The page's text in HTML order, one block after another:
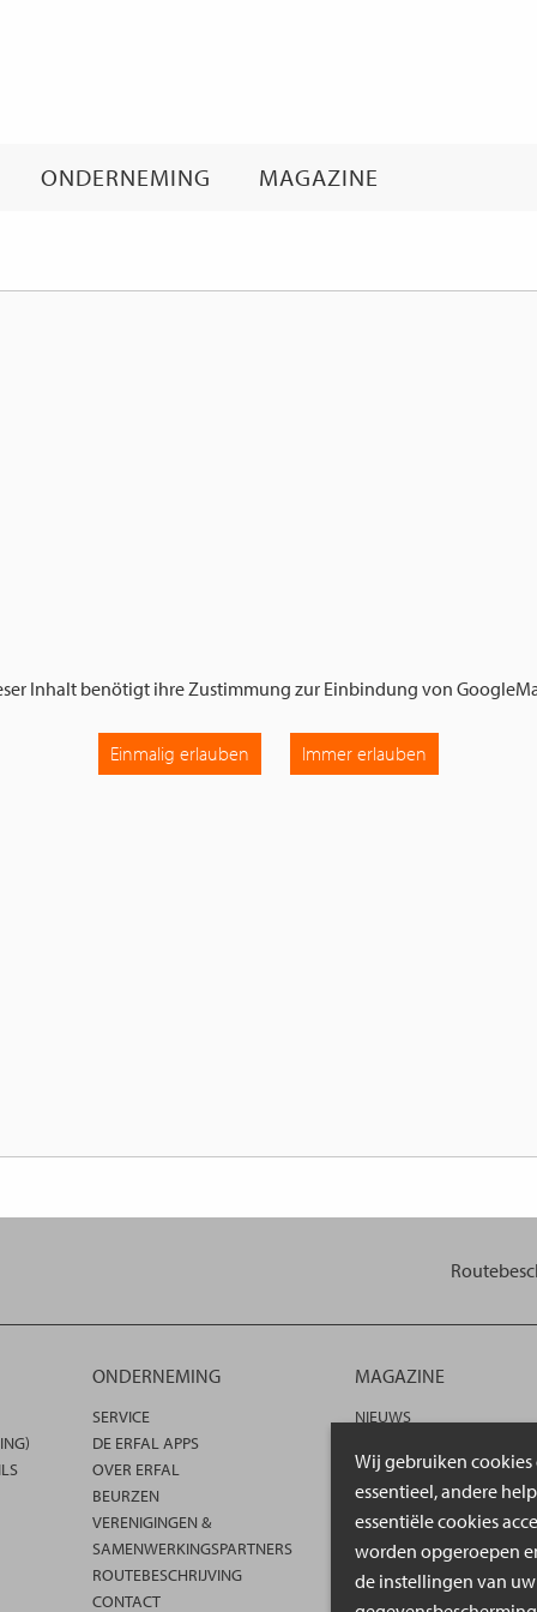
Wij gebruiken
essentieel, andere
essentiële cookies
worden opgeroepen
de instellingen van
ONDERNEMING MAGAZINE
Inhalt benötigt ihre Zustimmung zur Einbindung von
Einmalig erlauben Immer erlauben
ONDERNEMING
SERVICE
DE ERFAL APPS
OVER ERFAL
BEURZEN
VERENIGINGEN &
SAMENWERKINGSPARTNERS
ROUTEBESCHRIJVING
CONTACT
MAGAZINE
NIEUWS
BOUWEN & WONEN
PRODUCTADVIES
IDEEËN, TIPS & TRENDS